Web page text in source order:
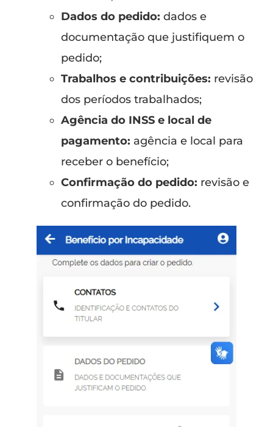
Dados do pedido: dados e
documentação que justifiquem o
pedido;
Trabalhos e contribuições: revisão
dos períodos trabalhados;
Agência do INSS e local de
pagamento: agência e local para
receber o benefício;
Confirmação do pedido: revisão e
confirmação do pedido.